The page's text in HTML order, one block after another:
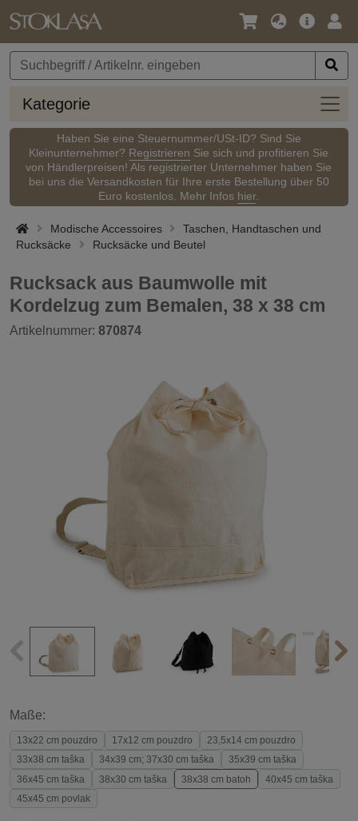
Sprache
Währung
Kategorie
Haben Sie eine Steuernummer/USt-ID? Sind Sie
Kleinunternehmer? Registrieren Sie sich und profitieren Sie
von Händlerpreisen! Als registrierter Unternehmer haben Sie
bei uns die Versandkosten für Ihre erste Bestellung über 50
Euro kostenlos. Mehr Infos hier.
Modische Accessoires
Taschen, Handtaschen und
Rucksäcke
Rucksäcke und Beutel
Rucksack aus Baumwolle mit
Kordelzug zum Bemalen, 38 x 38 cm
Artikelnummer: 870874
Maße:
13x22 cm pouzdro 17x12 cm pouzdro
23,5x14 cm pouzdro
33x38 cm taška
34x39 cm; 37x30 cm taška
35x39 cm taška
36x45 cm taška
38x30 cm taška 38x38 cm batoh
40x45 cm taška
45x45 cm povlak